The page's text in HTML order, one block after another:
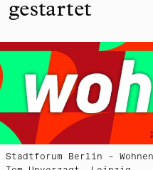
gestartet
Stadtforum Berlin –